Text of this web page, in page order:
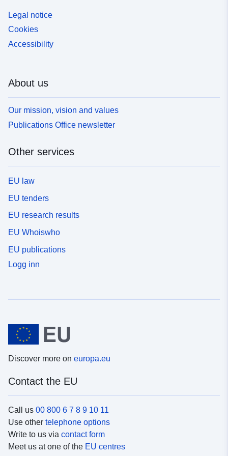
Verteilung elektrischer Energie, insbesondere: — die
Luftstromleiter, — unterirdische
Stromübertragungsleitungen, — die Halterungen für
Legal notice
Cookies
Accessibility
About us
Our mission, vision and values
Publications Office newsletter
Other services
EU law
EU tenders
EU research results
EU Whoiswho
EU publications
Logg inn
Discover more on europa.eu
Contact the EU
Call us 00 800 6 7 8 9 10 11
Use other telephone options
Write to us via contact form
Meet us at one of the EU centres